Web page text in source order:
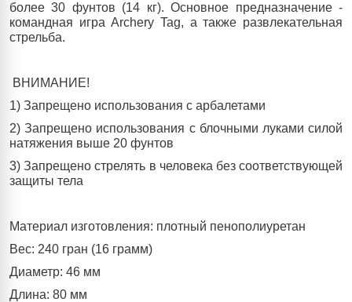
более 30 фунтов (14 кг). Основное предназначение -
командная игра Archery Tag, а также развлекательная
стрельба.
ВНИМАНИЕ!
1) Запрещено использования с арбалетами
2) Запрещено использования с блочными луками силой
натяжения выше 20 фунтов
3) Запрещено стрелять в человека без соответствующей
защиты тела
Материал изготовления: плотный пенополиуретан
Вес: 240 гран (16 грамм)
Диаметр: 46 мм
Длина: 80 мм